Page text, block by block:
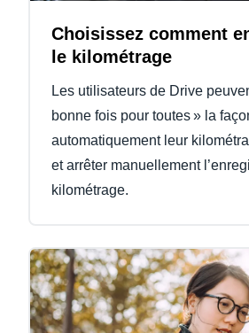
Choisissez comment
le kilométrage
Les utilisateurs de Drive
bonne fois pour toutes » la
automatiquement leur
et arrêter manuellement
kilométrage.